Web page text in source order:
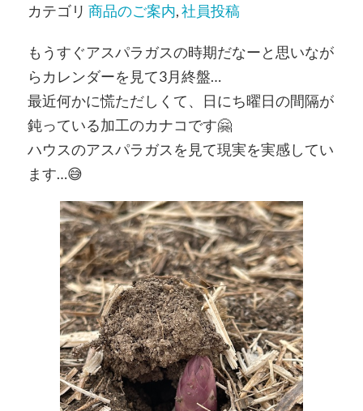
カテゴリ 商品のご案内,社員投稿
もうすぐアスパラガスの時期だなーと思いなが
らカレンダーを見て3月終盤…
最近何かに慌ただしくて、日にち曜日の間隔が
鈍っている加工のカナコです🤗
ハウスのアスパラガスを見て現実を実感してい
ます…😅